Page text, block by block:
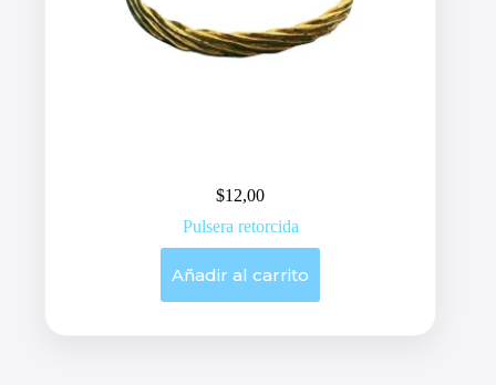
$12,00
Pulsera retorcida
Añadir al carrito